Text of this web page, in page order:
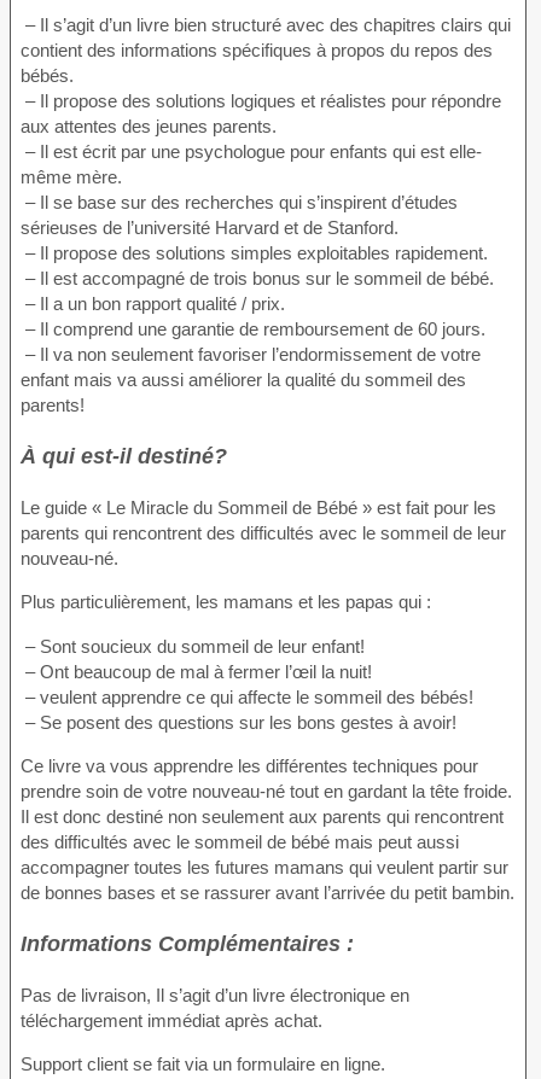
– Il s’agit d’un livre bien structuré avec des chapitres clairs qui
contient des informations spécifiques à propos du repos des
bébés.
– Il propose des solutions logiques et réalistes pour répondre
aux attentes des jeunes parents.
– Il est écrit par une psychologue pour enfants qui est elle-
même mère.
– Il se base sur des recherches qui s’inspirent d’études
sérieuses de l’université Harvard et de Stanford.
– Il propose des solutions simples exploitables rapidement.
– Il est accompagné de trois bonus sur le sommeil de bébé.
– Il a un bon rapport qualité / prix.
– Il comprend une garantie de remboursement de 60 jours.
– Il va non seulement favoriser l’endormissement de votre
enfant mais va aussi améliorer la qualité du sommeil des
parents!
À qui est-il destiné?
Le guide « Le Miracle du Sommeil de Bébé » est fait pour les
parents qui rencontrent des difficultés avec le sommeil de leur
nouveau-né.
Plus particulièrement, les mamans et les papas qui :
– Sont soucieux du sommeil de leur enfant!
– Ont beaucoup de mal à fermer l’œil la nuit!
– veulent apprendre ce qui affecte le sommeil des bébés!
– Se posent des questions sur les bons gestes à avoir!
Ce livre va vous apprendre les différentes techniques pour
prendre soin de votre nouveau-né tout en gardant la tête froide.
Il est donc destiné non seulement aux parents qui rencontrent
des difficultés avec le sommeil de bébé mais peut aussi
accompagner toutes les futures mamans qui veulent partir sur
de bonnes bases et se rassurer avant l’arrivée du petit bambin.
Informations Complémentaires :
Pas de livraison, Il s’agit d’un livre électronique en
téléchargement immédiat après achat.
Support client se fait via un formulaire en ligne.